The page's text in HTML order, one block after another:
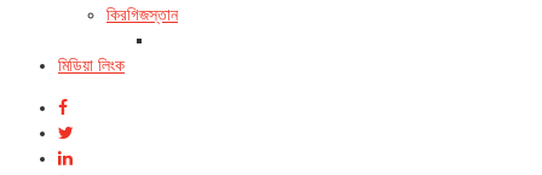
কিরগিজস্তান
মিডিয়া লিংক